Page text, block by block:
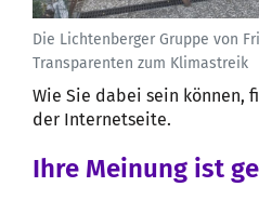
Die Lichtenberger Gruppe von
Transparenten zum Klimastreik
Wie Sie dabei sein können,
der Internetseite.
Ihre Meinung ist